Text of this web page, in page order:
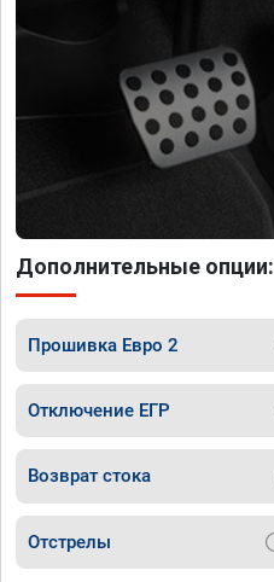
Дополнительные опции:
Прошивка Евро 2
Отключение ЕГР
Возврат стока
Отстрелы